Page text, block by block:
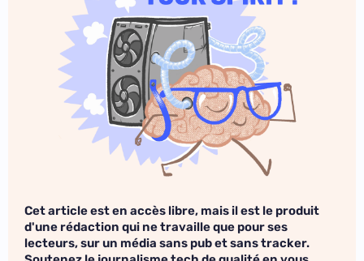
Cet article est en accès libre, mais il est le produit
d'une rédaction qui ne travaille que pour ses
lecteurs, sur un média sans pub et sans tracker.